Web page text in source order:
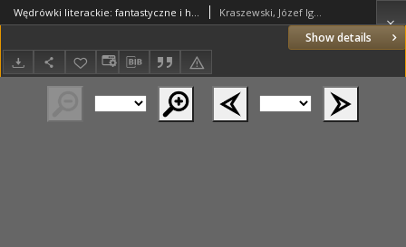
Show details
Wędrówki literackie: fantastyczne i historyczne. T. 1 Kraszewski, Józef Ignacy (1812–1887)